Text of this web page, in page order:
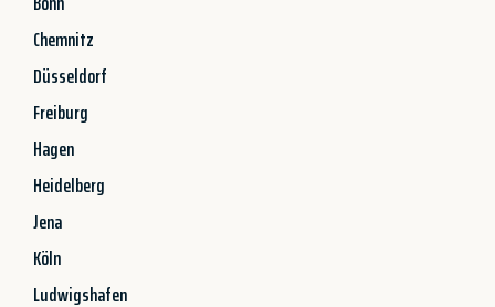
Chemnitz
Düsseldorf
Freiburg
Hagen
Heidelberg
Jena
Köln
Ludwigshafen